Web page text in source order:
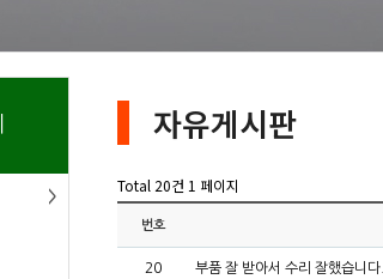
자유게시판
Total 20건 1 페이지
번호
20 부품 잘 받아서 수리 잘했습니다.